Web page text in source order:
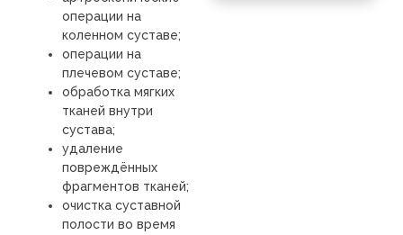
операции на
коленном суставе;
операции на
плечевом суставе;
обработка мягких
тканей внутри
сустава;
удаление
повреждённых
фрагментов тканей;
очистка суставной
полости во время